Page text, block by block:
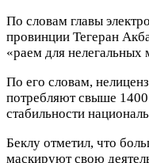
По словам главы
провинции Тегеран
«раем для нелегальных
По его словам,
потребляют свыше
стабильности
Беклу отметил, что
маскируют свою